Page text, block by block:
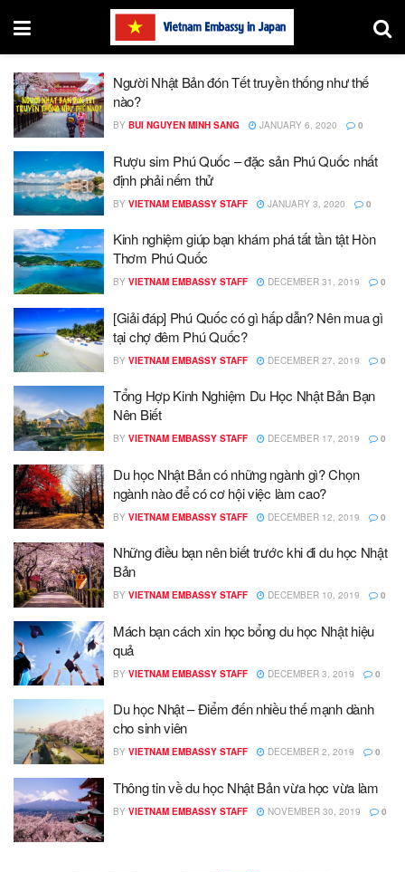
Người Nhật Bản đón Tết truyền thống như thế
nào?
BY BUI NGUYEN MINH SANG JANUARY 6, 2020 0
Rượu sim Phú Quốc – đặc sản Phú Quốc nhất
định phải nếm thử
BY VIETNAM EMBASSY STAFF JANUARY 3, 2020 0
Kinh nghiệm giúp bạn khám phá tất tần tật Hòn
Thơm Phú Quốc
BY VIETNAM EMBASSY STAFF DECEMBER 31, 2019 0
[Giải đáp] Phú Quốc có gì hấp dẫn? Nên mua gì
tại chợ đêm Phú Quốc?
BY VIETNAM EMBASSY STAFF DECEMBER 27, 2019 0
Tổng Hợp Kinh Nghiệm Du Học Nhật Bản Bạn
Nên Biết
BY VIETNAM EMBASSY STAFF DECEMBER 17, 2019 0
Du học Nhật Bản có những ngành gì? Chọn
ngành nào để có cơ hội việc làm cao?
BY VIETNAM EMBASSY STAFF DECEMBER 12, 2019 0
Những điều bạn nên biết trước khi đi du học Nhật
Bản
BY VIETNAM EMBASSY STAFF DECEMBER 10, 2019 0
Mách bạn cách xin học bổng du học Nhật hiệu
quả
BY VIETNAM EMBASSY STAFF DECEMBER 3, 2019 0
Du học Nhật – Điểm đến nhiều thế mạnh dành
cho sinh viên
BY VIETNAM EMBASSY STAFF DECEMBER 2, 2019 0
Thông tin về du học Nhật Bản vừa học vừa làm
BY VIETNAM EMBASSY STAFF NOVEMBER 30, 2019 0